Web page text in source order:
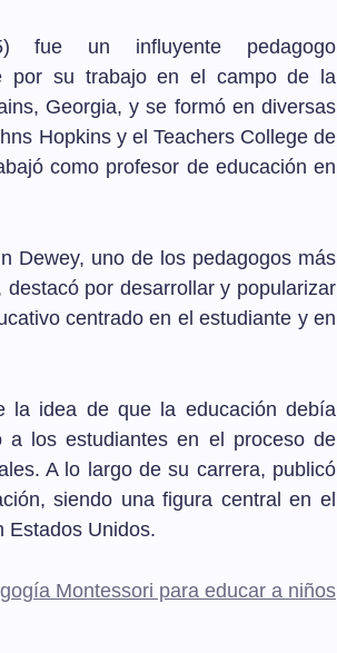
fue un influyente pedagogo
por su trabajo en el campo de la
Georgia, y se formó en diversas
Hopkins y el Teachers College de
como profesor de educación en
Dewey, uno de los pedagogos más
por desarrollar y popularizar
centrado en el estudiante y en
la idea de que la educación debía
a los estudiantes en el proceso de
A lo largo de su carrera, publicó
siendo una figura central en el
Estados Unidos.
Montessori para educar a niños